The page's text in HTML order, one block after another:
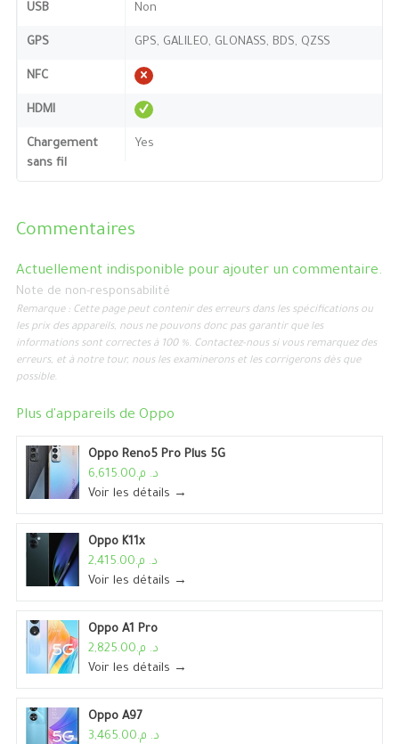
USB Non
GPS GPS, GALILEO, GLONASS, BDS, QZSS
NFC
HDMI
Chargement
sans fil
Yes
Commentaires
Actuellement indisponible pour ajouter un commentaire.
Note de non-responsabilité
Remarque : Cette page peut contenir des erreurs dans les spécifications ou
les prix des appareils, nous ne pouvons donc pas garantir que les
informations sont correctes à 100 %. Contactez-nous si vous remarquez des
erreurs, et à notre tour, nous les examinerons et les corrigerons dès que
possible.
Plus d'appareils de Oppo
Oppo Reno5 Pro Plus 5G
د. م.6,615.00
Voir les détails →
Oppo K11x
د. م.2,415.00
Voir les détails →
Oppo A1 Pro
د. م.2,825.00
Voir les détails →
Oppo A97
د. م.3,465.00